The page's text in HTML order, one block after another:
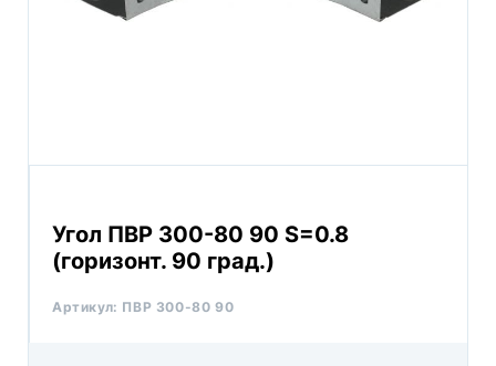
Угол ПВР 300-80 90 S=0.8
(горизонт. 90 град.)
Артикул: ПВР 300-80 90